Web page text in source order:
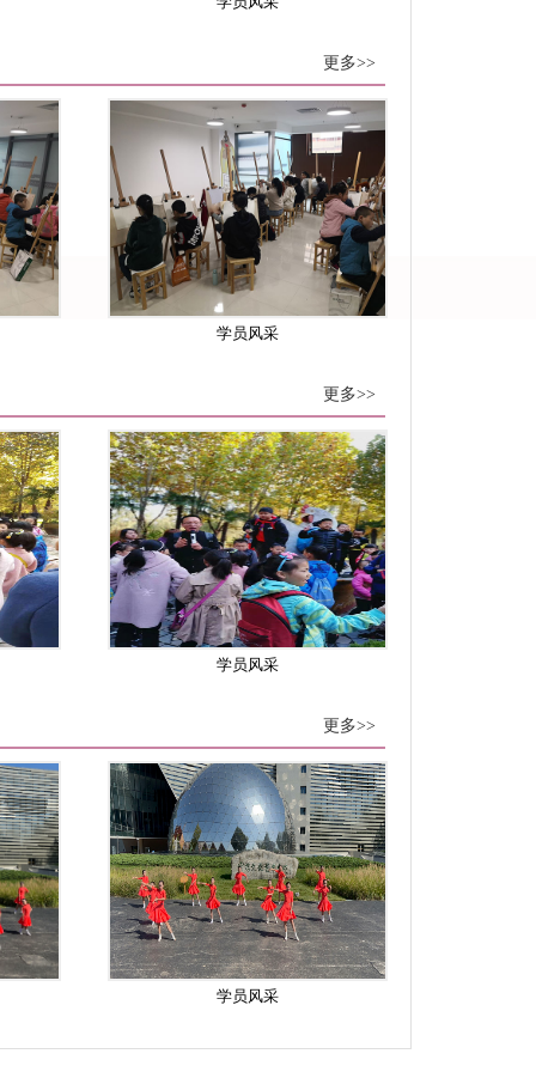
更多>>
学员风采
更多>>
学员风采
更多>>
学员风采